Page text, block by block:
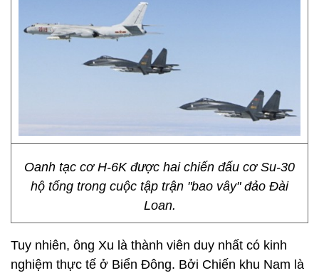
Oanh tạc cơ H-6K được hai chiến đấu cơ Su-30
hộ tống trong cuộc tập trận "bao vây" đảo Đài
Loan.
Tuy nhiên, ông Xu là thành viên duy nhất có kinh
nghiệm thực tế ở Biển Đông. Bởi Chiến khu Nam là